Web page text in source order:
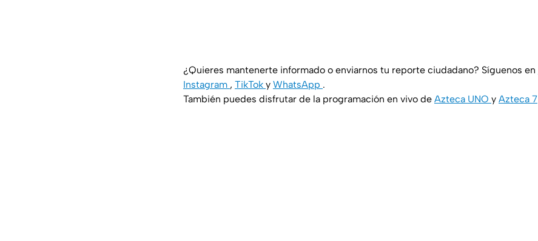
¿Quieres mantenerte informado o enviarnos tu reporte ciudadano? Síguenos en
Instagram , TikTok y WhatsApp .
También puedes disfrutar de la programación en vivo de Azteca UNO y Azteca 7